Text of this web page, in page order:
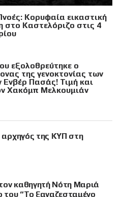
Κορυφαία εικαστική
στο Καστελόριζο στις 4
εξολοθρεύτηκε ο
της γενοκτονίας των
Ενβέρ Πασάς! Τιμή και
Χακόμπ Μελκουμιάν
αρχηγός της ΚΥΠ στη
καθηγητή Νότη Μαριά
του “Το ξαναζεσταμένο